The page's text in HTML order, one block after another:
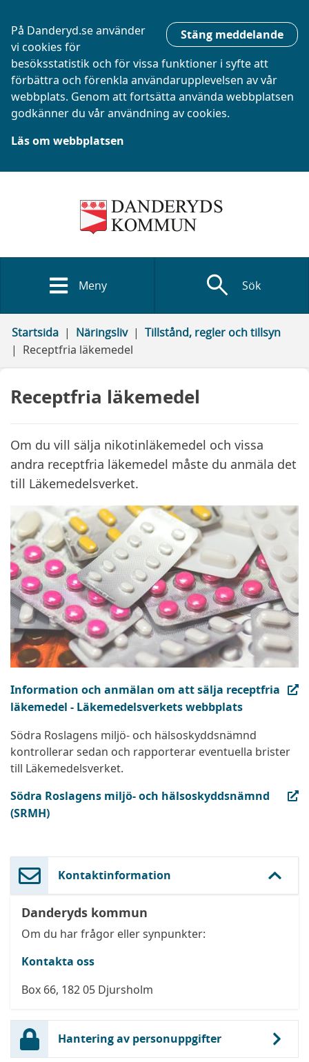
Stäng meddelande
På Danderyd.se använder
vi cookies för
besöksstatistik och för vissa funktioner i syfte att
förbättra och förenkla användarupplevelsen av vår
webbplats. Genom att fortsätta använda webbplatsen
godkänner du vår användning av cookies.
Läs om webbplatsen
Meny search Sök
Startsida Näringsliv
Tillstånd, regler och tillsyn
Receptfria läkemedel
Receptfria läkemedel
Om du vill sälja nikotinläkemedel och vissa
andra receptfria läkemedel måste du anmäla det
till Läkemedelsverket.
Information och anmälan om att sälja receptfria
läkemedel - Läkemedelsverkets webbplats
(extern länk, öppnas i ny flik)
Södra Roslagens miljö- och hälsoskyddsnämnd
kontrollerar sedan och rapporterar eventuella brister
till Läkemedelsverket.
Södra Roslagens miljö- och hälsoskyddsnämnd
(SRMH)
(extern länk, öppnas i ny flik)
Kontaktinformation
Danderyds kommun
Om du har frågor eller synpunkter:
Kontakta oss
Box 66, 182 05 Djursholm
Hantering av personuppgifter